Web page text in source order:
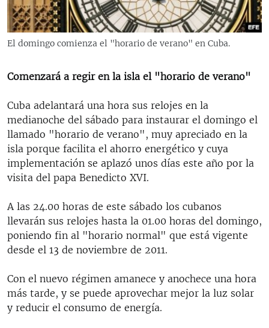
RADIO MARTÍ
ESPECIALES
LA REALIDAD DE LA VIVIENDA EN CUBA
KENTU-CUBANO
LOS SANTOS DE HIALEAH
DESINFORMACIÓN RUSA EN AMÉRICA LATINA
LA INVASIÓN DE RUSIA A UCRANIA
EDITORIALES
SÍGUENOS
El domingo comienza el "horario de verano" en Cuba.
Comenzará a regir en la isla el "horario de verano"
Cuba adelantará una hora sus relojes en la
medianoche del sábado para instaurar el domingo el
llamado "horario de verano", muy apreciado en la
isla porque facilita el ahorro energético y cuya
implementación se aplazó unos días este año por la
visita del papa Benedicto XVI.
A las 24.00 horas de este sábado los cubanos
llevarán sus relojes hasta la 01.00 horas del domingo,
poniendo fin al "horario normal" que está vigente
desde el 13 de noviembre de 2011.
Con el nuevo régimen amanece y anochece una hora
más tarde, y se puede aprovechar mejor la luz solar
y reducir el consumo de energía.